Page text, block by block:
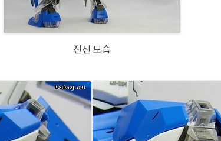
전신 모습